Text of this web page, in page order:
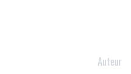
Auteur